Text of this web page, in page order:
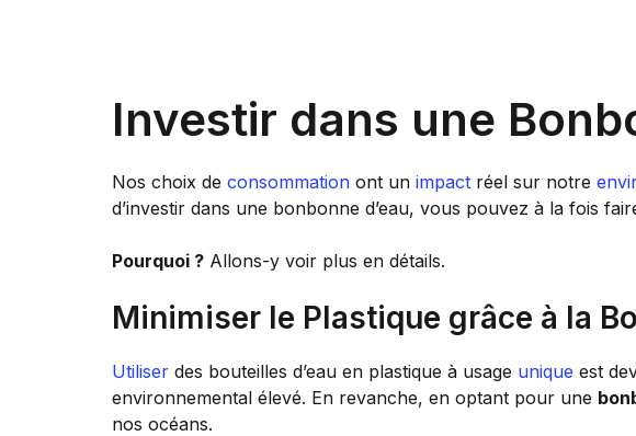
Investir dans une
Nos choix de consommation ont un impact réel sur notre
d’investir dans une bonbonne d’eau, vous pouvez à la fois
Pourquoi ? Allons-y voir plus en détails.
Minimiser le Plastique grâce à la
Utiliser des bouteilles d’eau en plastique à usage unique est
environnemental élevé. En revanche, en optant pour une
nos océans.